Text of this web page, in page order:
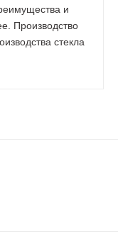
и
Производство
стекла